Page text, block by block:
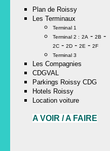
Plan de Roissy
Les Terminaux
Terminal 1
Terminal 2 : 2A - 2B -
2C - 2D - 2E - 2F
Terminal 3
Les Compagnies
CDGVAL
Parkings Roissy CDG
Hotels Roissy
Location voiture
A VOIR / A FAIRE